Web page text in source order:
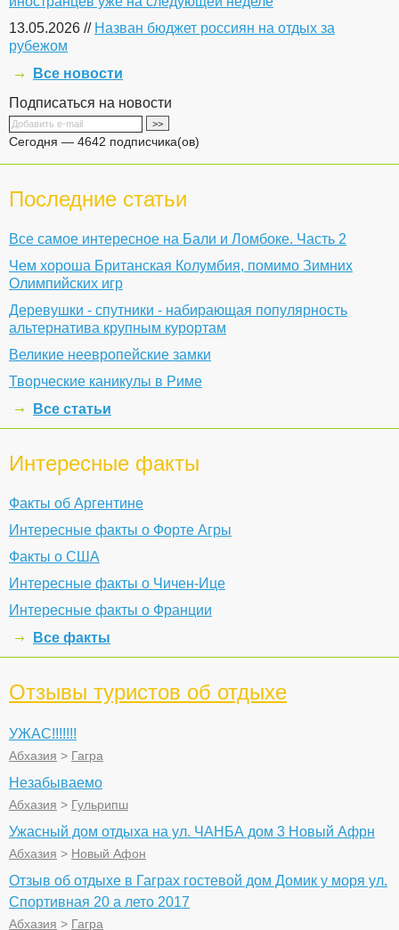
13.05.2026 // Назван бюджет россиян на отдых за
рубежом
Все новости
Подписаться на новости
Сегодня — 4642 подписчика(ов)
Последние статьи
Все самое интересное на Бали и Ломбоке. Часть 2
Чем хороша Британская Колумбия, помимо Зимних
Олимпийских игр
Деревушки - спутники - набирающая популярность
альтернатива крупным курортам
Великие неевропейские замки
Творческие каникулы в Риме
Все статьи
Интересные факты
Факты об Аргентине
Интересные факты о Форте Агры
Факты о США
Интересные факты о Чичен-Ице
Интересные факты о Франции
Все факты
Отзывы туристов об отдыхе
УЖАС!!!!!!!
Абхазия > Гагра
Незабываемо
Абхазия > Гульрипш
Ужасный дом отдыха на ул. ЧАНБА дом 3 Новый Афрн
Абхазия > Новый Афон
Отзыв об отдыхе в Гаграх гостевой дом Домик у моря ул.
Спортивная 20 а лето 2017
Абхазия > Гагра